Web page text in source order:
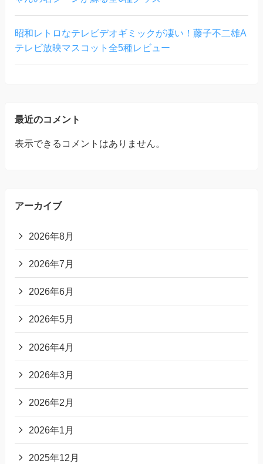
昭和レトロなテレビデオギミックが凄い！藤子不二雄A
テレビ放映マスコット全5種レビュー
最近のコメント
表示できるコメントはありません。
アーカイブ
2026年8月
2026年7月
2026年6月
2026年5月
2026年4月
2026年3月
2026年2月
2026年1月
2025年12月